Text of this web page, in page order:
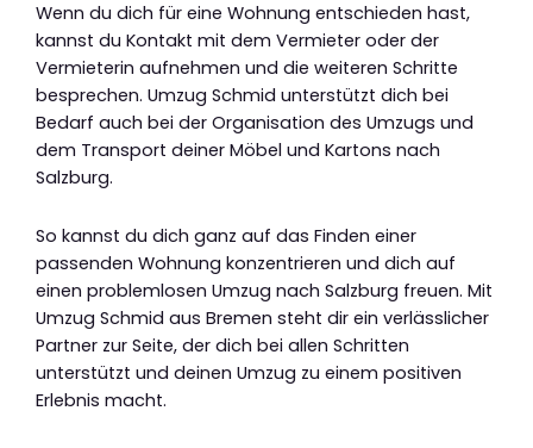
Wenn du dich für eine Wohnung entschieden hast,
kannst du Kontakt mit dem Vermieter oder der
Vermieterin aufnehmen und die weiteren Schritte
besprechen. Umzug Schmid unterstützt dich bei
Bedarf auch bei der Organisation des Umzugs und
dem Transport deiner Möbel und Kartons nach
Salzburg.
So kannst du dich ganz auf das Finden einer
passenden Wohnung konzentrieren und dich auf
einen problemlosen Umzug nach Salzburg freuen. Mit
Umzug Schmid aus Bremen steht dir ein verlässlicher
Partner zur Seite, der dich bei allen Schritten
unterstützt und deinen Umzug zu einem positiven
Erlebnis macht.